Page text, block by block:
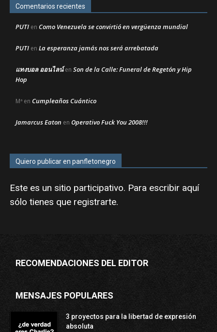
Comentarios recientes
PUTI en Como Venezuela se convirtió en vergüenza mundial
PUTI en La esperanza jamás nos será arrebatada
แทงบอล ออนไลน์en Son de la Calle: Funeral de Regetón y Hip
Hop
Mª en Cumpleaños Cuántico
Jamarcus Eaton en Operativo Fuck You 2008!!!
Quiero publicar en panfletonegro
Este es un sitio participativo. Para escribir aquí
sólo tienes que registrarte.
RECOMENDACIONES DEL EDITOR
MENSAJES POPULARES
3 proyectos para la libertad de expresión
absoluta